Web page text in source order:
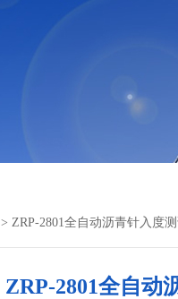
> ZRP-2801全自动沥青针入度
ZRP-2801全自动